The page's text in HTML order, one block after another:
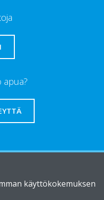
apua?
käyttökokemuksen